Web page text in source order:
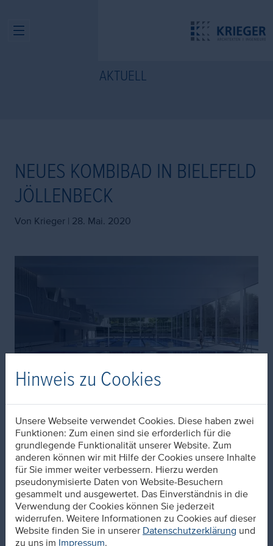
AKTUELL
NEUES KOMBIBAD IN BIELEFELD
JÖLLENBECK
Von Krieger | 28. Mai. 2020
Wenn Qualität und Leistung überzeugen
Neben einer hohen Planungsqualität sind transparente
Kommunikation, Termin- und Kostensicherheit das
Fundament auf dem eine solide Partnerschaft zwischen
Bauherren und Planern aufbaut.
Vor 20 Jahren konnten wir die BBF mit unserer Vision für
dasGesundheitsbad Ishara
Hinweis zu Cookies
Unsere Webseite verwendet Cookies. Diese haben zwei
Funktionen: Zum einen sind sie erforderlich für die
grundlegende Funktionalität unserer Website. Zum
anderen können wir mit Hilfe der Cookies unsere Inhalte
für Sie immer weiter verbessern. Hierzu werden
pseudonymisierte Daten von Website-Besuchern
gesammelt und ausgewertet. Das Einverständnis in die
Verwendung der Cookies können Sie jederzeit
widerrufen. Weitere Informationen zu Cookies auf dieser
Website finden Sie in unserer Datenschutzerklärung und
zu uns im Impressum